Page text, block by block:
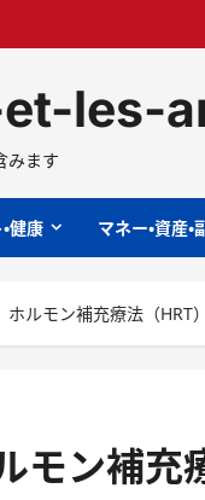
les-
みます
健康 マネー・資産・
ホルモン補充療法（HRT
モン補